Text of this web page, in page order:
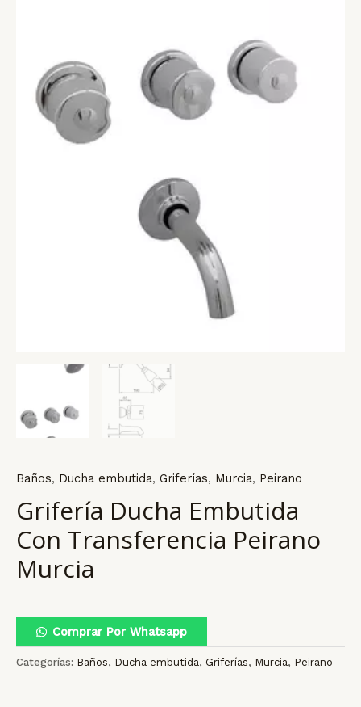
Baños, Ducha embutida, Griferías, Murcia, Peirano
Grifería Ducha Embutida
Con Transferencia Peirano
Murcia
Comprar Por Whatsapp
Categorías: Baños, Ducha embutida, Griferías, Murcia, Peirano